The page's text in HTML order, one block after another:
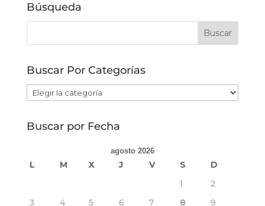
Búsqueda
Buscar Por Categorías
Buscar
Categorías
Buscar por Fecha
agosto 2026
L M X J V S
D
1
2
3
4 5 6 7 8
9